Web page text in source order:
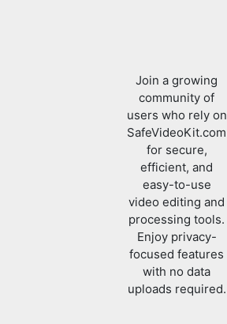
Join a growing
community of
users who rely on
SafeVideoKit.com
for secure,
efficient, and
easy-to-use
video editing and
processing tools.
Enjoy privacy-
focused features
with no data
uploads required.